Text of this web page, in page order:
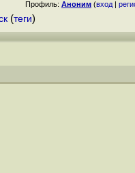
Профиль: Аноним (вход |
(теги)